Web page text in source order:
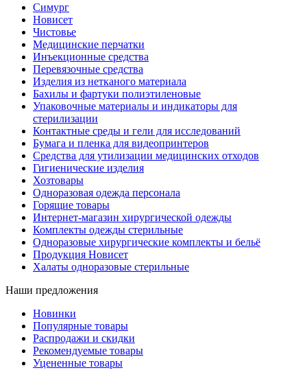
Симург
Новисет
Чистовье
Медицинские перчатки
Инъекционные средства
Перевязочные средства
Изделия из нетканого материала
Бахилы и фартуки полиэтиленовые
Упаковочные материалы и индикаторы для
стерилизации
Контактные среды и гели для исследований
Бумага и пленка для видеопринтеров
Средства для утилизации медицинских отходов
Гигиенические изделия
Хозтовары
Одноразовая одежда персонала
Горящие товары
Интернет-магазин хирургической одежды
Комплекты одежды стерильные
Одноразовые хирургические комплекты и бельё
Продукция Новисет
Халаты одноразовые стерильные
Наши предложения
Новинки
Популярные товары
Распродажи и скидки
Рекомендуемые товары
Уцененные товары